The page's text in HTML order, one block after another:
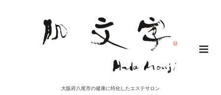
大阪府八尾市の健康に特化したエステサロン